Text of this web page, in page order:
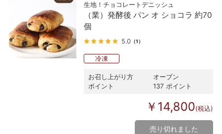
生地！チョコレートデニッシュ
（業）発酵後 パン オ ショコラ 約70
個
5.0 （1）
冷凍
お召し上がり方
オーブン
ポイント
137 ポイント
￥14,800(税込)
売り切れました